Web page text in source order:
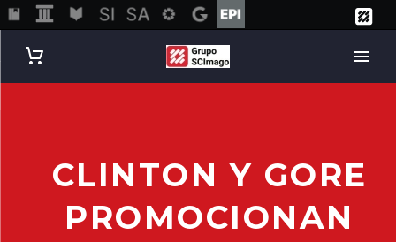
CLINTON Y GORE
PROMOCIONAN